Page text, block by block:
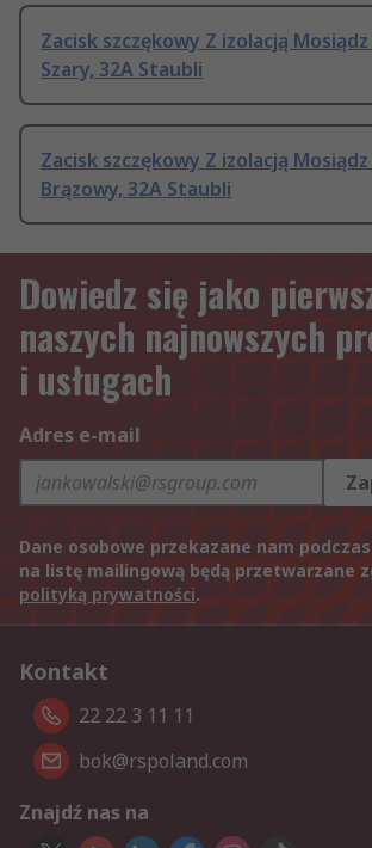
Zacisk szczękowy Z izolacją Mosiądz
Szary, 32A Staubli
Zacisk szczękowy Z izolacją Mosiądz
Brązowy, 32A Staubli
Dowiedz się jako
naszych najnowszych
i usługach
Adres e-mail
Dane osobowe przekazane nam
na listę mailingową będą przetwarzane
polityką prywatności.
Kontakt
22 22 3 11 11
bok@rspoland.com
Znajdź nas na